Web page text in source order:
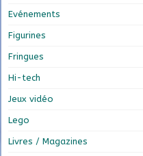
Evénements
Figurines
Fringues
Hi-tech
Jeux vidéo
Lego
Livres / Magazines